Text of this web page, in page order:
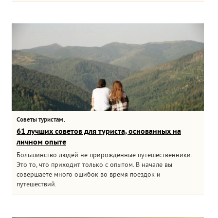
Советы туристам:
61 лучших советов для туриста, основанных на
личном опыте
Большинство людей не прирожденные путешественники.
Это то, что приходит только с опытом. В начале вы
совершаете много ошибок во время поездок и
путешествий.